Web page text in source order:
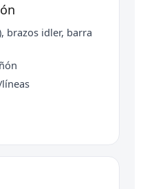
brazos idler, barra